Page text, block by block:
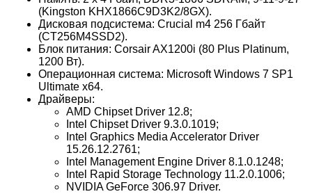
(Kingston KHX1866C9D3K2/8GX).
Дисковая подсистема: Crucial m4 256 Гбайт
(CT256M4SSD2).
Блок питания: Corsair AX1200i (80 Plus Platinum,
1200 Вт).
Операционная система: Microsoft Windows 7 SP1
Ultimate x64.
Драйверы:
AMD Chipset Driver 12.8;
Intel Chipset Driver 9.3.0.1019;
Intel Graphics Media Accelerator Driver
15.26.12.2761;
Intel Management Engine Driver 8.1.0.1248;
Intel Rapid Storage Technology 11.2.0.1006;
NVIDIA GeForce 306.97 Driver.